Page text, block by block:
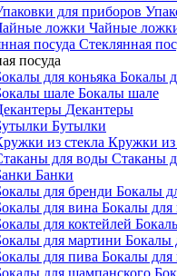
Чайные
Стеклянная
посуда
Бокалы
Бокалы шале
Декантеры
Бутылки
Кружки из
Стаканы
Банки
Бокалы
Бокалы для
Бокалы
Бокалы для